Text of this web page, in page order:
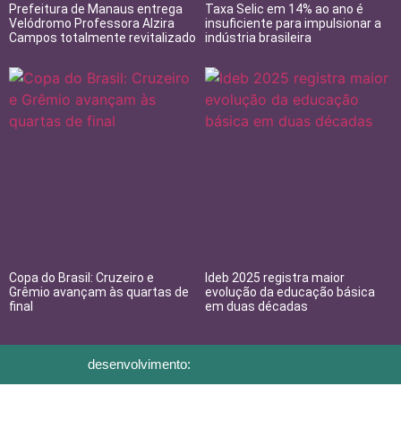
Prefeitura de Manaus entrega
Velódromo Professora Alzira
Campos totalmente revitalizado
Taxa Selic em 14% ao ano é
insuficiente para impulsionar a
indústria brasileira
Copa do Brasil: Cruzeiro e
Grêmio avançam às quartas de
final
Ideb 2025 registra maior
evolução da educação básica
em duas décadas
desenvolvimento: